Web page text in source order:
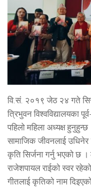
वि.सं. २०१९ जेठ २४ गते
त्रिभुवन विश्वविद्यालयका
पहिलो महिला अध्यक्ष
सामाजिक जीवनलाई उधिनेर
कृति सिर्जना गर्नु भएको
राजेशपायल राईको स्वर
गीतलाई कृतिको नाम